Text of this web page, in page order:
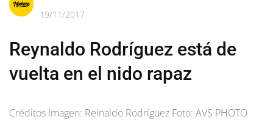
19/11/2017
Reynaldo Rodríguez está de
vuelta en el nido rapaz
Créditos Imagen: Reinaldo Rodríguez Foto: AVS PHOTO